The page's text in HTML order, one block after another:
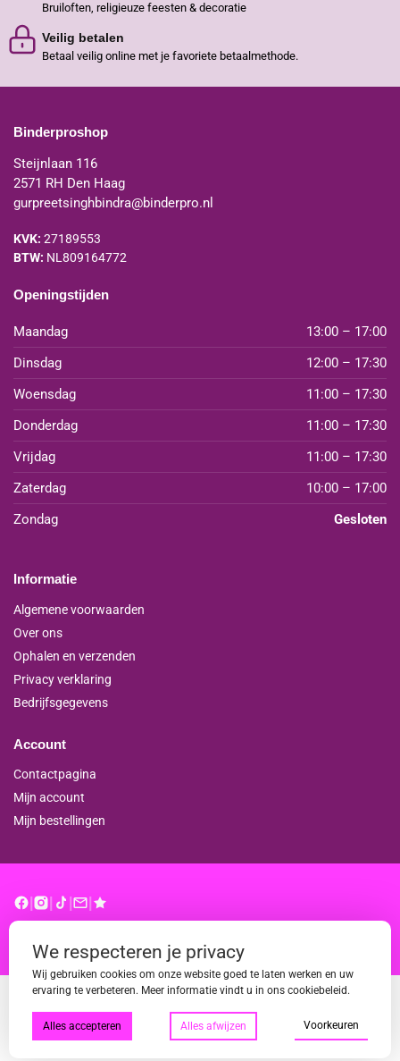
Bruiloften, religieuze feesten & decoratie
Veilig betalen
Betaal veilig online met je favoriete betaalmethode.
Binderproshop
Steijnlaan 116
2571 RH Den Haag
gurpreetsinghbindra@binderpro.nl
KVK: 27189553
BTW: NL809164772
Openingstijden
Maandag
13:00 – 17:00
Dinsdag
12:00 – 17:30
Woensdag
11:00 – 17:30
Donderdag
11:00 – 17:30
Vrijdag
11:00 – 17:30
Zaterdag
10:00 – 17:00
Zondag
Gesloten
Informatie
Algemene voorwaarden
Over ons
Ophalen en verzenden
Privacy verklaring
Bedrijfsgegevens
Account
Contactpagina
Mijn account
Mijn bestellingen
We respecteren je privacy
Wij gebruiken cookies om onze website goed te laten werken en uw
ervaring te verbeteren. Meer informatie vindt u in ons cookiebeleid.
Alles accepteren Alles afwijzen Voorkeuren